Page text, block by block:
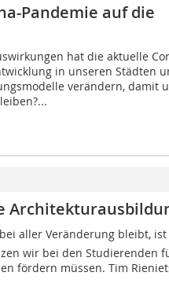
Pandemie auf die
hat die aktuelle
in unseren Städten
verändern, damit
bei aller Veränderung bleibt,
wir bei den Studierenden
fördern müssen. Tim